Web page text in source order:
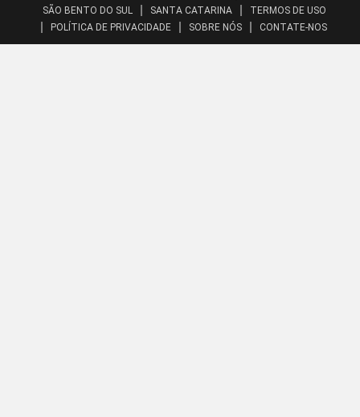
SÃO BENTO DO SUL
SANTA CATARINA
TERMOS DE USO
POLÍTICA DE PRIVACIDADE
SOBRE NÓS CONTATE-NOS